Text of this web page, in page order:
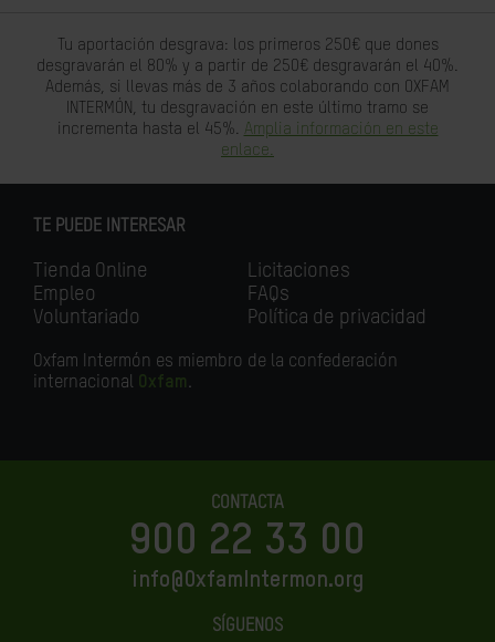
Tu aportación desgrava: los primeros 250€ que dones
desgravarán el 80% y a partir de 250€ desgravarán el 40%.
Además, si llevas más de 3 años colaborando con OXFAM
INTERMÓN, tu desgravación en este último tramo se
incrementa hasta el 45%. Amplia información en este
enlace.
TE PUEDE INTERESAR
Tienda Online
Empleo
Voluntariado
Licitaciones
FAQs
Política de privacidad
Oxfam Intermón es miembro de la confederación
internacional Oxfam.
CONTACTA
900 22 33 00
info@OxfamIntermon.org
SÍGUENOS